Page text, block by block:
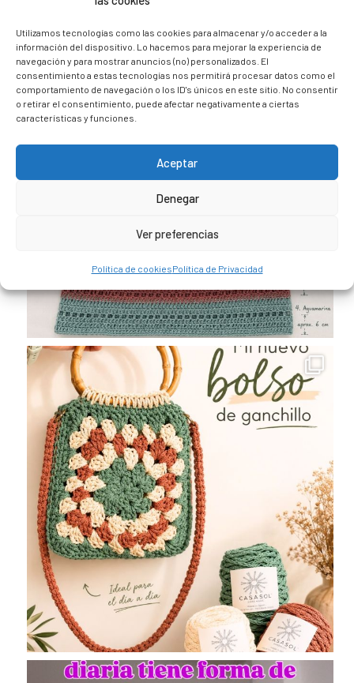
Utilizamos tecnologías como las cookies para almacenar y/o acceder a la
información del dispositivo. Lo hacemos para mejorar la experiencia de
navegación y para mostrar anuncios (no) personalizados. El
consentimiento a estas tecnologías nos permitirá procesar datos como el
comportamiento de navegación o los ID's únicos en este sitio. No consentir
o retirar el consentimiento, puede afectar negativamente a ciertas
características y funciones.
Aceptar
Denegar
Ver preferencias
Política de cookiesPolítica de Privacidad
@caravana_go Mi blog de viajes